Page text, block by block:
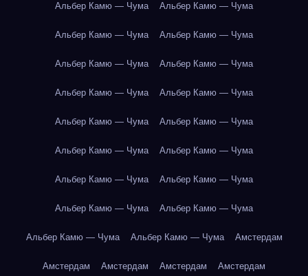
Альбер Камю — Чума Альбер Камю — Чума
Альбер Камю — Чума Альбер Камю — Чума
Альбер Камю — Чума Альбер Камю — Чума
Альбер Камю — Чума Альбер Камю — Чума
Альбер Камю — Чума Альбер Камю — Чума
Альбер Камю — Чума Альбер Камю — Чума
Альбер Камю — Чума Альбер Камю — Чума
Альбер Камю — Чума Альбер Камю — Чума
Альбер Камю — Чума Альбер Камю — Чума Амстердам
Амстердам Амстердам Амстердам Амстердам